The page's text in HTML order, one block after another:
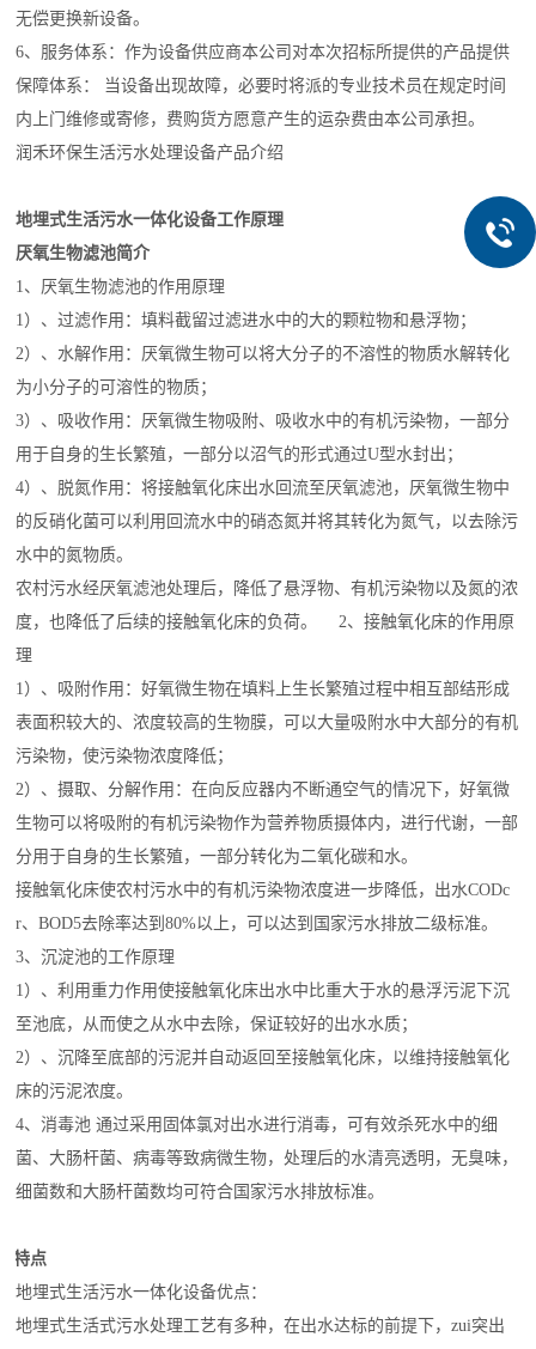
无偿更换新设备。
6、服务体系：作为设备供应商本公司对本次招标所提供的产品提供
保障体系： 当设备出现故障，必要时将派的专业技术员在规定时间
内上门维修或寄修，费购货方愿意产生的运杂费由本公司承担。
润禾环保生活污水处理设备产品介绍
地埋式生活污水一体化设备工作原理
厌氧生物滤池简介
1、厌氧生物滤池的作用原理
1）、过滤作用：填料截留过滤进水中的大的颗粒物和悬浮物；
2）、水解作用：厌氧微生物可以将大分子的不溶性的物质水解转化
为小分子的可溶性的物质；
3）、吸收作用：厌氧微生物吸附、吸收水中的有机污染物，一部分
用于自身的生长繁殖，一部分以沼气的形式通过U型水封出；
4）、脱氮作用：将接触氧化床出水回流至厌氧滤池，厌氧微生物中
的反硝化菌可以利用回流水中的硝态氮并将其转化为氮气，以去除污
水中的氮物质。
农村污水经厌氧滤池处理后，降低了悬浮物、有机污染物以及氮的浓
度，也降低了后续的接触氧化床的负荷。 2、接触氧化床的作用原
理
1）、吸附作用：好氧微生物在填料上生长繁殖过程中相互部结形成
表面积较大的、浓度较高的生物膜，可以大量吸附水中大部分的有机
污染物，使污染物浓度降低；
2）、摄取、分解作用：在向反应器内不断通空气的情况 下，好氧微
生物可以将吸附的有机污染物作为营养物质摄体内，进行代谢，一部
分用于自身的生长繁殖，一部分转化为二氧化碳和水。
接触氧化床使农村污水中的有机污染物浓度进一步降低，出水CODc
r、BOD5去除率达到80%以上，可以达到国家污水排放二级标准。
3、沉淀池的工作原理
1）、利用重力作用使接触氧化床出水中比重大于水的悬浮污泥下沉
至池底，从而使之从水中去除，保证较好的出水水质；
2）、沉降至底部的污泥并自动返回至接触氧化床，以维持接触氧化
床的污泥浓度。
4、消毒池 通过采用固体氯对出水进行消毒，可有效杀死水中的细
菌、大肠杆菌、病毒等致病微生物，处理后的水清亮透明，无臭味，
细菌数和大肠杆菌数均可符合国家污水排放标准。
特点
地埋式生活污水一体化设备优点：
地埋式生活式污水处理工艺有多种，在出水达标的前提下，zui突出